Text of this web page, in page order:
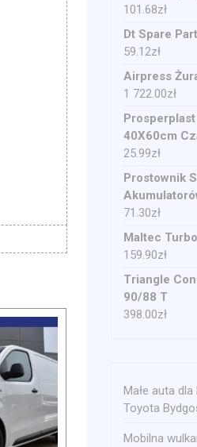
101.68zł
Dt Spare
59.12zł
Airpress
1 722.00zł
40X60cm
25.99zł
Prostownik
71.30zł
Maltec
159.90zł
Triangle
90/88 T
398.00zł
Małe auta
Toyota
Mobilna